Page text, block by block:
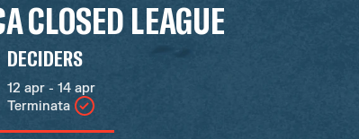
CLOSED LEAGUE
DECIDERS
12 apr - 14 apr
Terminata